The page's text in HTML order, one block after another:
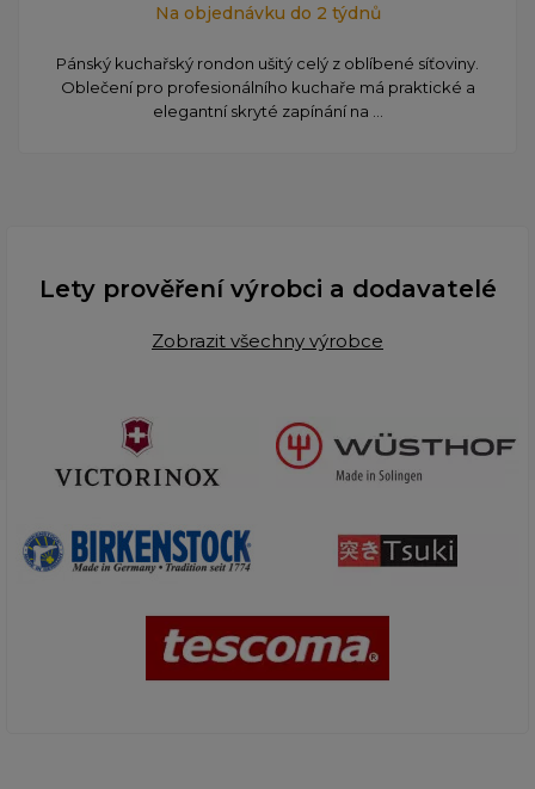
Na objednávku do 2 týdnů
Pánský kuchařský rondon ušitý celý z oblíbené síťoviny.
Oblečení pro profesionálního kuchaře má praktické a
elegantní skryté zapínání na ...
Lety prověření výrobci a dodavatelé
Zobrazit všechny výrobce